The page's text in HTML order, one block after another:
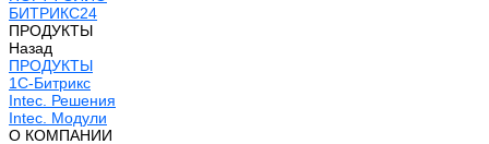
БИТРИКС24
ПРОДУКТЫ
Назад
ПРОДУКТЫ
1С-Битрикс
Intec. Решения
Intec. Модули
О КОМПАНИИ